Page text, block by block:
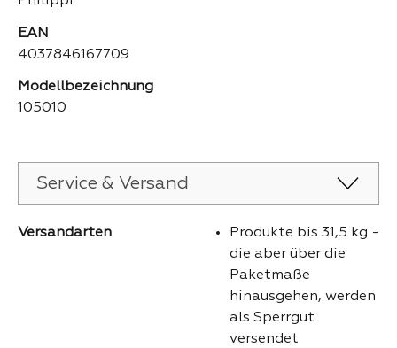
EAN
4037846167709
Modellbezeichnung
105010
Service & Versand
Versandarten
Produkte bis 31,5 kg -
die aber über die
Paketmaße
hinausgehen, werden
als Sperrgut
versendet